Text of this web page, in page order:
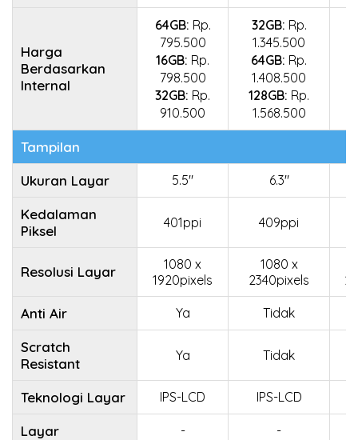
Harga
Berdasarkan
Internal
64GB: Rp.
795.500
16GB: Rp.
798.500
32GB: Rp.
910.500
32GB: Rp.
1.345.500
64GB: Rp.
1.408.500
128GB: Rp.
1.568.500
Tampilan
Ukuran Layar
5.5" 6.3"
Kedalaman
Piksel
401ppi 409ppi
Resolusi Layar
1080 x
1920pixels
1080 x
2340pixels
Anti Air Ya Tidak
Scratch
Resistant
Ya Tidak
Teknologi Layar IPS-LCD IPS-LCD
Layar - -